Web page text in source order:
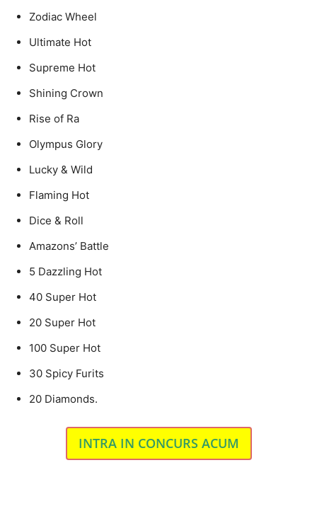
Zodiac Wheel
Ultimate Hot
Supreme Hot
Shining Crown
Rise of Ra
Olympus Glory
Lucky & Wild
Flaming Hot
Dice & Roll
Amazons’ Battle
5 Dazzling Hot
40 Super Hot
20 Super Hot
100 Super Hot
30 Spicy Furits
20 Diamonds.
INTRA IN CONCURS ACUM